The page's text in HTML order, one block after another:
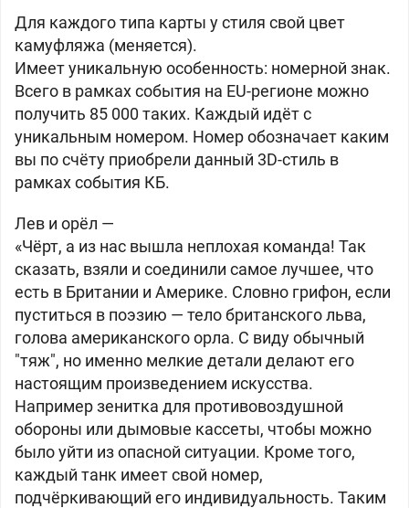
Для каждого типа карты у стиля свой цвет
камуфляжа (меняется).
Имеет уникальную особенность: номерной знак.
Всего в рамках события на EU-регионе можно
получить 85 000 таких. Каждый идёт с
уникальным номером. Номер обозначает каким
вы по счёту приобрели данный 3D-стиль в
рамках события КБ.
Лев и орёл —
«Чёрт, а из нас вышла неплохая команда! Так
сказать, взяли и соединили самое лучшее, что
есть в Британии и Америке. Словно грифон, если
пуститься в поэзию — тело британского льва,
голова американского орла. С виду обычный
"тяж", но именно мелкие детали делают его
настоящим произведением искусства.
Например зенитка для противовоздушной
обороны или дымовые кассеты, чтобы можно
было уйти из опасной ситуации. Кроме того,
каждый танк имеет свой номер,
подчёркивающий его индивидуальность. Таким